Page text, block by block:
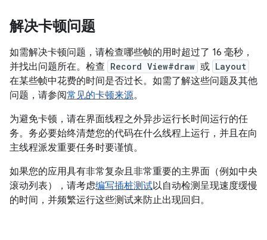
解决卡顿问题
如需解决卡顿问题，请检查哪些帧的用时超过了 16 毫秒，
并找出问题所在。检查 Record View#draw 或 Layout
在某些帧中花费的时间是否过长。如需了解这些问题及其他
问题，请参阅常见的卡顿来源。
为避免卡顿，请在界面线程之外异步运行长时间运行的任
务。务必要始终清楚您的代码在什么线程上运行，并且在向
主线程派发重要任务时要谨慎。
如果您的应用具有非常复杂且非常重要的主界面（例如中央
滚动列表），请考虑编写插桩测试以自动检测呈现速度缓慢
的时间，并频繁运行这些测试来防止出现回归。